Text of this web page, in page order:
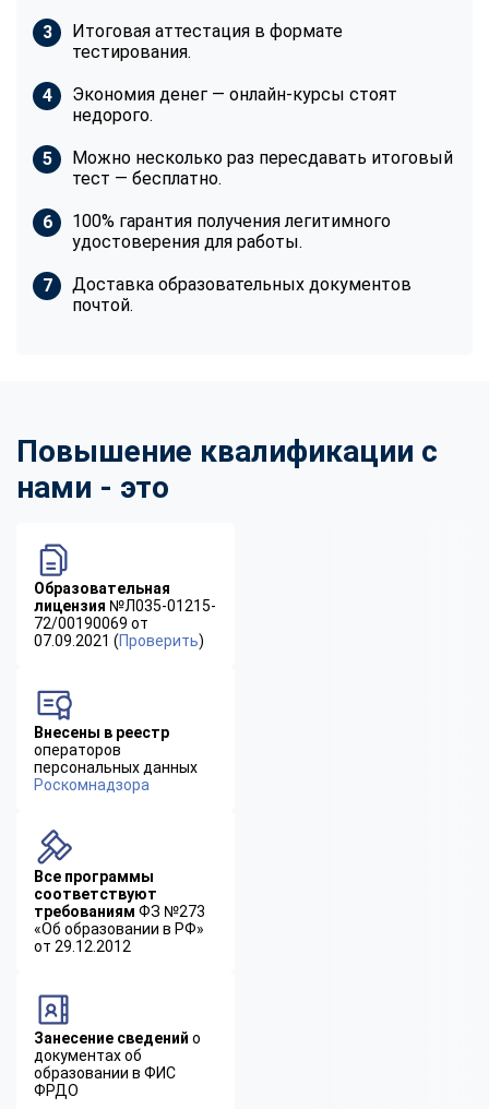
Итоговая аттестация в формате
тестирования.
Экономия денег — онлайн-курсы стоят
недорого.
Можно несколько раз пересдавать итоговый
тест — бесплатно.
100% гарантия получения легитимного
удостоверения для работы.
Доставка образовательных документов
почтой.
Повышение квалификации с
нами - это
Образовательная
лицензия №Л035-01215-
72/00190069 от
07.09.2021 (Проверить)
Внесены в реестр
операторов
персональных данных
Роскомнадзора
Все программы
соответствуют
требованиям ФЗ №273
«Об образовании в РФ»
от 29.12.2012
Занесение сведений о
документах об
образовании в ФИС
ФРДО